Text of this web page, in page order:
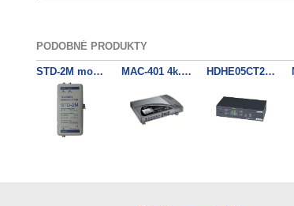
PODOBNÉ PRODUKTY
STD-2M mono demodulátor MAC-401 4k. DVB-T modulator HDHE05CT2 DVB-T modulátor